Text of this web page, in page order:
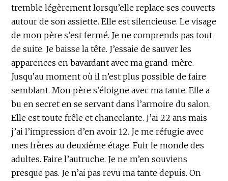
tremble légèrement lorsqu’elle replace ses couverts
autour de son assiette. Elle est silencieuse. Le visage
de mon père s’est fermé. Je ne comprends pas tout
de suite. Je baisse la tête. J’essaie de sauver les
apparences en bavardant avec ma grand-mère.
Jusqu’au moment où il n’est plus possible de faire
semblant. Mon père s’éloigne avec ma tante. Elle a
bu en secret en se servant dans l’armoire du salon.
Elle est toute frêle et chancelante. J’ai 22 ans mais
j’ai l’impression d’en avoir 12. Je me réfugie avec
mes frères au deuxième étage. Fuir le monde des
adultes. Faire l’autruche. Je ne m’en souviens
presque pas. Je n’ai pas revu ma tante depuis. On